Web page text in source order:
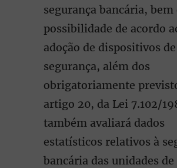
segurança bancária, bem
possibilidade de acordo
adoção de dispositivos de
segurança, além dos
obrigatoriamente
artigo 20, da Lei 7.102/
também avaliará dados
estatísticos relativos à
bancária das unidades de